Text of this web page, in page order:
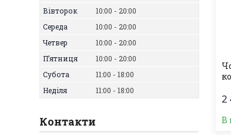
2
В
Вівторок
10:00
20:00
Середа
10:00
20:00
Четвер
10:00
20:00
Пʼятниця
10:00
20:00
Субота
11:00
18:00
Неділя
11:00 18:00
Контакти